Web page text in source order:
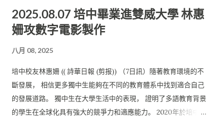
提供技術指導， 用行動詮釋了「傳承」的意義。 她說，「新苗
盃」就是為了這些剛萌芽、剛起步的「新苗」—— 初中生——而
「在這裡我想說，每一個願意上台的初中生，都是傳承的起點；
你們的第一步，就是培中辯論隊未來最重要的一步！」 她也希望
現場每一名觀眾都能感受到辯論的魅力、感受到思考、 表達和傾
聽的力量。 她也非常感謝培中校友周靖擔任決賽的司儀，周靖目
前在美里電台 RTM Miri 擔任主持人 DJ 一職。
2025.08.07 培中畢業進雙威大學 林惠
姍攻數字電影製作
八月 08, 2025
培中校友林惠姍 (( 詩華日報 (剪报)) （7日訊）隨著教育環境的不
斷發展， 相信更多獨中生能夠在不同的教育體系中找到適合自己
的發展道路。 獨中生在大學生活中的表現， 證明了多語教育背景
的學生在全球化具有強大的競爭力和適應能力。 2020年於培中畢